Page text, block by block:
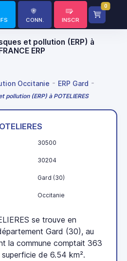
CONN. INSCR
0
et pollution (ERP) à
ERP
Occitanie ERP Gard
(ERP) à POTELIERES
30500
30204
Gard (30)
Occitanie
se trouve en
Gard (30), au
la commune comptait 363
de 6.54 km².